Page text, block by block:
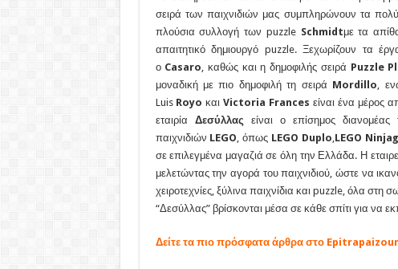
σειρά των παιχνιδιών μας συμπληρώνουν τα
πλούσια συλλογή των puzzle Schmidtμε τα
απαιτητικό δημιουργό puzzle. Ξεχωρίζουν τα
ο Casaro, καθώς και η δημοφιλής σειρά Puzzle
μοναδική με πιο δημοφιλή τη σειρά Mordillo,
Luis Royo καιVictoria Frances είναι ένα μέρος
εταιρία Δεσύλλας είναι ο επίσημος διανομέας
παιχνιδιών LEGO, όπως LEGO Duplo,LEGO
σε επιλεγμένα μαγαζιά σε όλη την Ελλάδα. Η
μελετώντας την αγορά του παιχνιδιού, ώστε να
χειροτεχνίες, ξύλινα παιχνίδια και puzzle, όλα στη
“Δεσύλλας” βρίσκονται μέσα σε κάθε σπίτι για να
Δείτε τα πιο πρόσφατα άρθρα στο